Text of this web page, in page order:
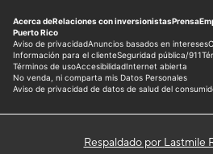
Respaldado por Lastmile